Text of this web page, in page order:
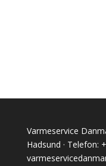
Varmeservice
Hadsund · Telefon: